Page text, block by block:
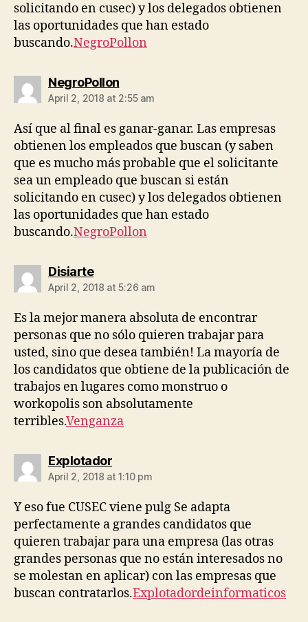
solicitando en cusec) y los delegados obtienen
las oportunidades que han estado
buscando.NegroPollon
NegroPollonsays:
April 2, 2018 at 2:55 am
Así que al final es ganar-ganar. Las empresas
obtienen los empleados que buscan (y saben
que es mucho más probable que el solicitante
sea un empleado que buscan si están
solicitando en cusec) y los delegados obtienen
las oportunidades que han estado
buscando.NegroPollon
Disiartesays:
April 2, 2018 at 5:26 am
Es la mejor manera absoluta de encontrar
personas que no sólo quieren trabajar para
usted, sino que desea también! La mayoría de
los candidatos que obtiene de la publicación de
trabajos en lugares como monstruo o
workopolis son absolutamente
terribles.Venganza
Explotadorsays:
April 2, 2018 at 1:10 pm
Y eso fue CUSEC viene pulg Se adapta
perfectamente a grandes candidatos que
quieren trabajar para una empresa (las otras
grandes personas que no están interesados ​​no
se molestan en aplicar) con las empresas que
buscan contratarlos.Explotadordeinformaticos